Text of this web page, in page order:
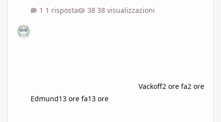
1 risposta
38 visualizzazioni
Edmund13 ore fa13 ore
Vackoff2 ore fa2 ore